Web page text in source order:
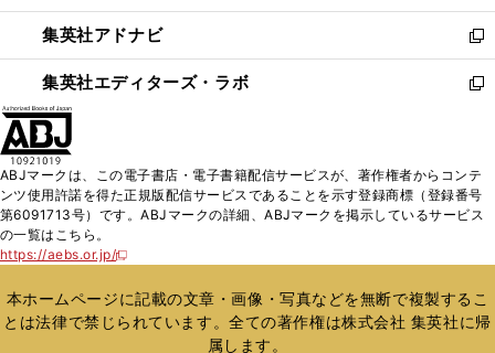
開
く
ウ
で
開
く
ン
ド
ウ
で
ウ
ィ
ン
ド
く
集英社アドナビ
新
し
い
ド
ウ
で
集英社エディターズ・ラボ
新
ィ
ン
ド
開
く
ABJマークは、この電子書店・電子書籍配信サービスが、著作権者からコンテ
ンツ使用許諾を得た正規版配信サービスであることを示す登録商標（登録番号
第6091713号）です。ABJマークの詳細、ABJマークを掲示しているサービス
の一覧はこちら。
https://aebs.or.jp/
新
い
ウ
ィ
本ホームページに記載の文章・画像・写真などを無断で複製するこ
とは法律で禁じられています。全ての著作権は株式会社 集英社に帰
属します。